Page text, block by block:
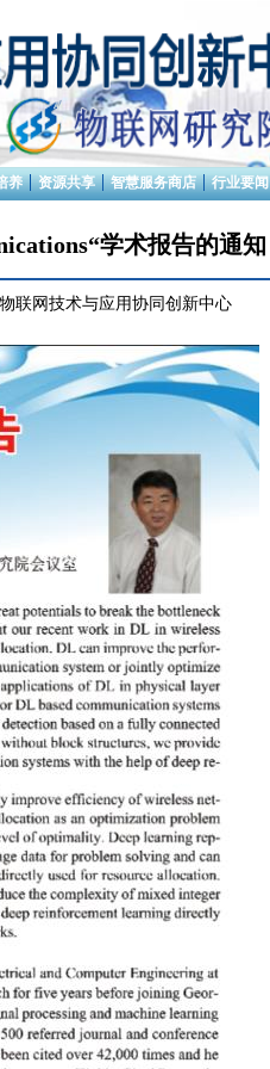
养 资源共享 智慧服务商店 行业要闻
学术报告的通知
联网技术与应用协同创新中心